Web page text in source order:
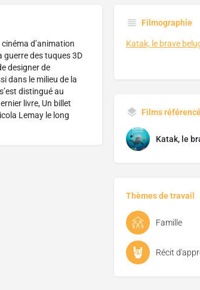
d’animation
guerre des tuques 3D
designer de
dans le milieu de la
distingué au
livre, Un billet
Lemay le long
Filmographie
Katak, le brave
Films
Katak, le
Thèmes de travail
Famille
Récit